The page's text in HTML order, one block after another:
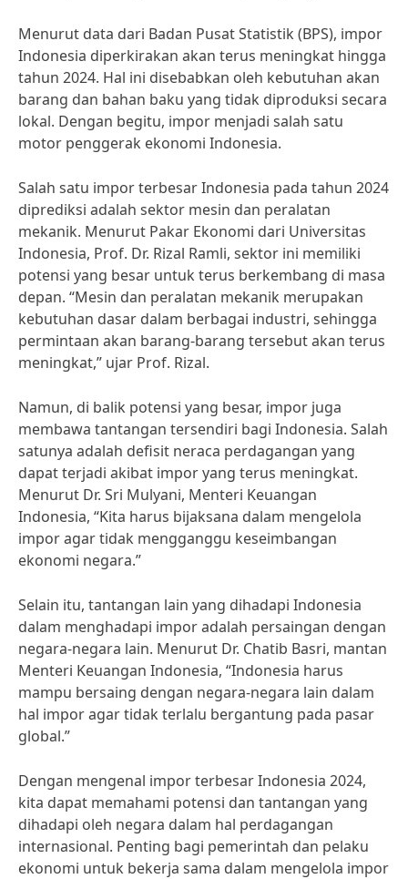
Menurut data dari Badan Pusat Statistik (BPS), impor
Indonesia diperkirakan akan terus meningkat hingga
tahun 2024. Hal ini disebabkan oleh kebutuhan akan
barang dan bahan baku yang tidak diproduksi secara
lokal. Dengan begitu, impor menjadi salah satu
motor penggerak ekonomi Indonesia.
Salah satu impor terbesar Indonesia pada tahun 2024
diprediksi adalah sektor mesin dan peralatan
mekanik. Menurut Pakar Ekonomi dari Universitas
Indonesia, Prof. Dr. Rizal Ramli, sektor ini memiliki
potensi yang besar untuk terus berkembang di masa
depan. “Mesin dan peralatan mekanik merupakan
kebutuhan dasar dalam berbagai industri, sehingga
permintaan akan barang-barang tersebut akan terus
meningkat,” ujar Prof. Rizal.
Namun, di balik potensi yang besar, impor juga
membawa tantangan tersendiri bagi Indonesia. Salah
satunya adalah defisit neraca perdagangan yang
dapat terjadi akibat impor yang terus meningkat.
Menurut Dr. Sri Mulyani, Menteri Keuangan
Indonesia, “Kita harus bijaksana dalam mengelola
impor agar tidak mengganggu keseimbangan
ekonomi negara.”
Selain itu, tantangan lain yang dihadapi Indonesia
dalam menghadapi impor adalah persaingan dengan
negara-negara lain. Menurut Dr. Chatib Basri, mantan
Menteri Keuangan Indonesia, “Indonesia harus
mampu bersaing dengan negara-negara lain dalam
hal impor agar tidak terlalu bergantung pada pasar
global.”
Dengan mengenal impor terbesar Indonesia 2024,
kita dapat memahami potensi dan tantangan yang
dihadapi oleh negara dalam hal perdagangan
internasional. Penting bagi pemerintah dan pelaku
ekonomi untuk bekerja sama dalam mengelola impor